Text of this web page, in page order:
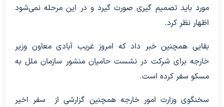
مورد باید تصمیم گیری صورت گیرد و در این مرحله نمی‌شود
اظهار نظر کرد.
بقایی همچنین خبر داد که امروز غریب آبادی معاون وزیر
خارجه برای شرکت در نشست حامیان منشور سازمان ملل به
مسکو سفر کرده است.
سخنگوی وزارت امور خارجه همچنین گزارشی از سفر اخیر